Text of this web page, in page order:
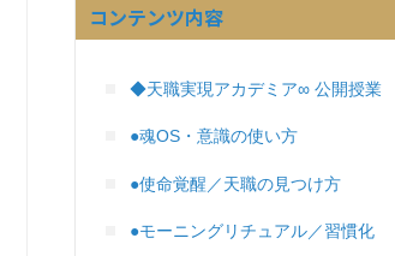
コンテンツ内容
◆天職実現アカデミア∞ 公開授業
●魂OS・意識の使い方
●使命覚醒／天職の見つけ方
●モーニングリチュアル／習慣化